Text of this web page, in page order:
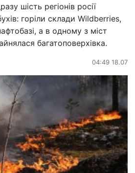
шість регіонів росії
горіли склади Wildberries,
а в одному з міст
багатоповерхівка.
04:49 18.07